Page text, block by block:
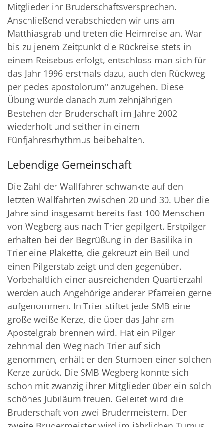
Mitglieder ihr Bruderschaftsversprechen.
Anschließend verabschieden wir uns am
Matthiasgrab und treten die Heimreise an. War
bis zu jenem Zeitpunkt die Rückreise stets in
einem Reisebus erfolgt, entschloss man sich für
das Jahr 1996 erstmals dazu, auch den Rückweg
per pedes apostolorum" anzugehen. Diese
Übung wurde danach zum zehnjährigen
Bestehen der Bruderschaft im Jahre 2002
wiederholt und seither in einem
Fünfjahresrhythmus beibehalten.
Lebendige Gemeinschaft
Die Zahl der Wallfahrer schwankte auf den
letzten Wallfahrten zwischen 20 und 30. Uber die
Jahre sind insgesamt bereits fast 100 Menschen
von Wegberg aus nach Trier gepilgert. Erstpilger
erhalten bei der Begrüßung in der Basilika in
Trier eine Plakette, die gekreuzt ein Beil und
einen Pilgerstab zeigt und den gegenüber.
Vorbehaltlich einer ausreichenden Quartierzahl
werden auch Angehörige anderer Pfarreien gerne
aufgenommen. In Trier stiftet jede SMB eine
große weiße Kerze, die über das Jahr am
Apostelgrab brennen wird. Hat ein Pilger
zehnmal den Weg nach Trier auf sich
genommen, erhält er den Stumpen einer solchen
Kerze zurück. Die SMB Wegberg konnte sich
schon mit zwanzig ihrer Mitglieder über ein solch
schönes Jubiläum freuen. Geleitet wird die
Bruderschaft von zwei Brudermeistern. Der